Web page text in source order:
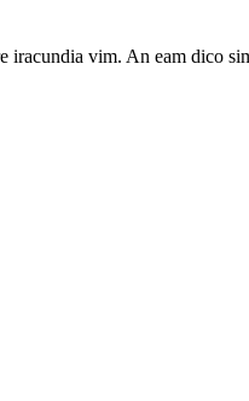
vim. An eam dico